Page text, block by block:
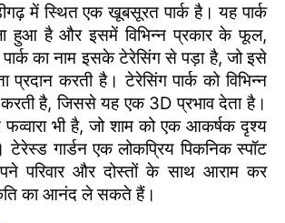
में स्थित एक खूबसूरत पार्क है। यह पार्क
हुआ है और इसमें विभिन्न प्रकार के फूल,
का नाम इसके टेरेसिंग से पड़ा है, जो इसे
प्रदान करती है। टेरेसिंग पार्क को विभिन्न
करती है, जिससे यह एक 3D प्रभाव देता है।
फव्वारा भी है, जो शाम को एक आकर्षक दृश्य
गार्डन एक लोकप्रिय पिकनिक स्पॉट
परिवार और दोस्तों के साथ आराम कर
का आनंद ले सकते हैं।